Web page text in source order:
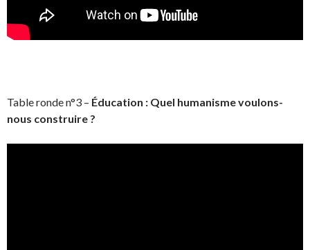
Table ronde n°3 – Éducation : Quel humanisme voulons-
nous construire ?